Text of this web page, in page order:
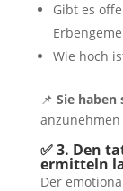
Gibt es
Wie hoch
📌 Sie haben
✅ 3. Den
ermitteln
Der